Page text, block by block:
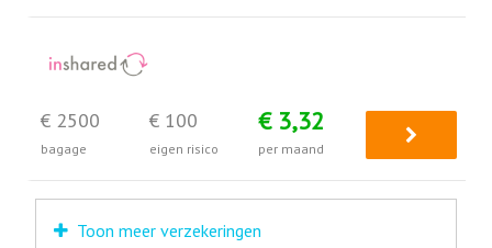
€ 2500
bagage
€ 100
eigen risico
€ 3,32
per maand
Toon meer verzekeringen